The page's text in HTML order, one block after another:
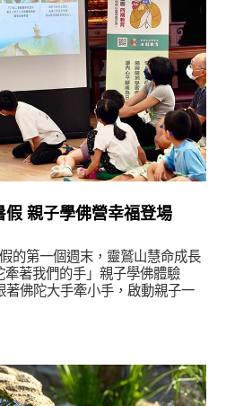
親子學佛營幸福登場
的第一個週末，靈鷲山慧命成長
著我們的手」親子學佛體驗
著佛陀大手牽小手，啟動親子一
學習分享